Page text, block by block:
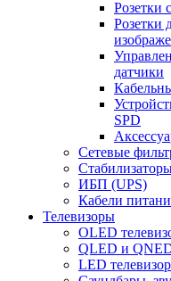
Розетки
Розетки
датчики
SPD
Сетевые
ИБП (UPS)
Кабели
Телевизоры
OLED
QLED и
LED